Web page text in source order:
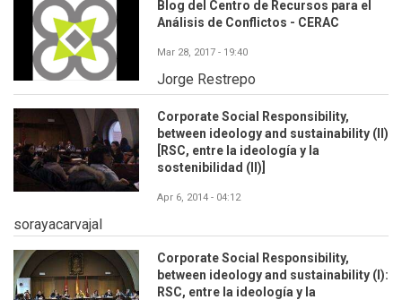
Blog del Centro de Recursos para el
Análisis de Conflictos - CERAC
Mar 28, 2017 - 19:40
Jorge Restrepo
Corporate Social Responsibility,
between ideology and sustainability (II)
[RSC, entre la ideología y la
sostenibilidad (II)]
Apr 6, 2014 - 04:12
sorayacarvajal
Corporate Social Responsibility,
between ideology and sustainability (I):
RSC, entre la ideología y la